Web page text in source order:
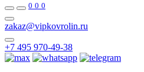
0 0 0
zakaz@vipkovrolin.ru
+7 495 970-49-38